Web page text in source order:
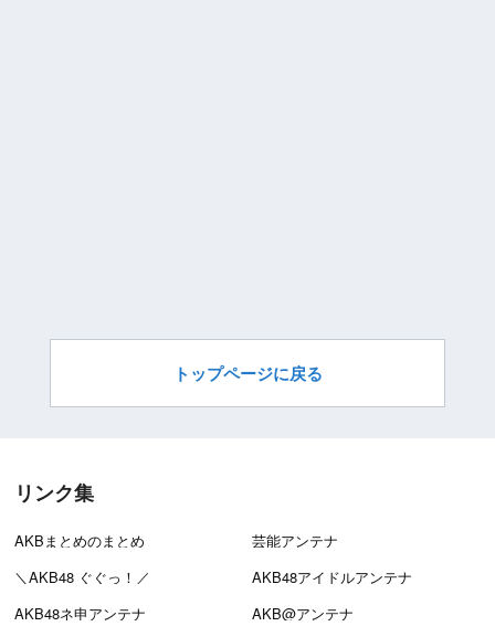
トップページに戻る
リンク集
AKBまとめのまとめ
芸能アンテナ
＼AKB48 ぐぐっ！／
AKB48アイドルアンテナ
AKB48ネ申アンテナ
AKB@アンテナ